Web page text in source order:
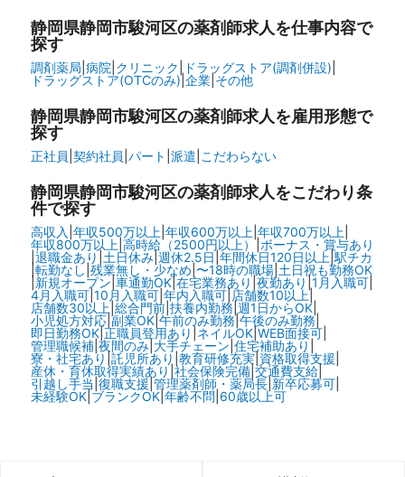
静岡県静岡市駿河区の薬剤師求人を仕事内容で
探す
調剤薬局 病院 クリニック ドラッグストア(調剤併設)
ドラッグストア(OTCのみ)| 企業| その他
静岡県静岡市駿河区の薬剤師求人を雇用形態で
探す
正社員 契約社員 パート 派遣 こだわらない
静岡県静岡市駿河区の薬剤師求人をこだわり条
件で探す
高収入 年収500万以上 年収600万以上 年収700万以上
年収800万以上 高時給（2500円以上）| ボーナス・賞与あり
退職金あり 土日休み| 週休2.5日 年間休日120日以上 駅チカ
|転勤なし 残業無し・少なめ 〜18時の職場| 土日祝も勤務OK
|新規オープン 車通勤OK|在宅業務あり 夜勤あり 1月入職可|
4月入職可| 10月入職可| 年内入職可| 店舗数10以上|
店舗数30以上 総合門前| 扶養内勤務 週1日からOK|
小児処方対応| 副業OK| 午前のみ勤務| 午後のみ勤務|
即日勤務OK| 正職員登用あり ネイルOK| WEB面接可|
管理職候補| 夜間のみ| 大手チェーン 住宅補助あり
寮・社宅あり 託児所あり 教育研修充実| 資格取得支援
産休・育休取得実績あり 社会保険完備| 交通費支給|
引越し手当 復職支援 |管理薬剤師・薬局長| 新卒応募可|
未経験OK| ブランクOK| 年齢不問 60歳以上可